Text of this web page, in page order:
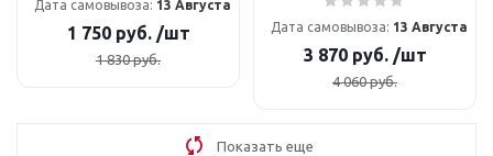
Дата самовывоза: 13 Августа
1 750руб. /шт
1 830руб.
Дата самовывоза: 13 Августа
3 870руб. /шт
4 060руб.
Показать еще